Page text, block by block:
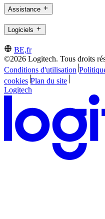
Assistance
Logiciels
BE,fr
©2026 Logitech. Tous droits
Conditions d'utilisation
cookies Plan du site
Logitech